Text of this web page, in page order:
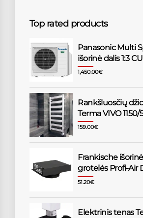
Top rated products
Panasonic Multi
išorinė dalis 1:3
5,2/6,8kW
1,450.00€
Rankšluosčių
Terma VIVO
baltas
159.00€
Frankische
grotelės Profi-Air
51.20€
Elektrinis tenas